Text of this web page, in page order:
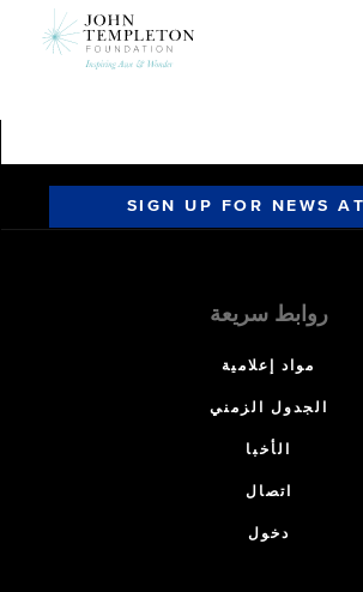
SIGN UP FOR NEWS
روابط سريعة
مواد إعلامية
الجدول الزمني
الأخبا
اتصال
دخول